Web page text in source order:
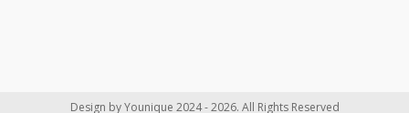
Design by Younique 2024 - 2026. All Rights Reserved